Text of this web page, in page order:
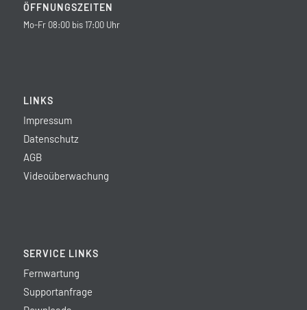
ÖFFNUNGSZEITEN
Mo-Fr 08:00 bis 17:00 Uhr
LINKS
Impressum
Datenschutz
AGB
Videoüberwachung
SERVICE LINKS
Fernwartung
Supportanfrage